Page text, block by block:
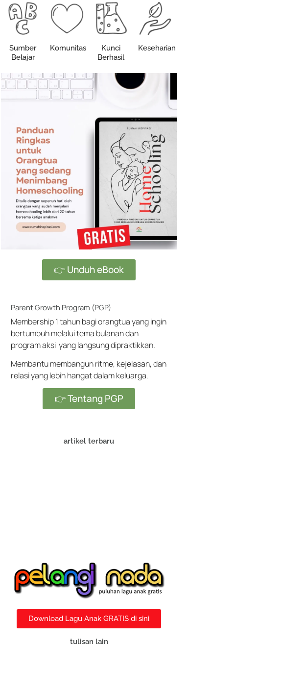
Sumber
Belajar
Komunitas
Kunci
Berhasil
Keseharian
👉 Unduh eBook
Parent Growth Program (PGP)
Membership 1 tahun bagi orangtua yang ingin
bertumbuh melalui tema bulanan dan
program aksi yang langsung dipraktikkan.
Membantu membangun ritme, kejelasan, dan
relasi yang lebih hangat dalam keluarga.
👉 Tentang PGP
artikel terbaru
Download Lagu Anak GRATIS di sini
tulisan lain